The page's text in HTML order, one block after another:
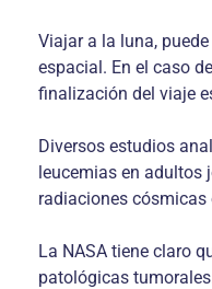
Viajar a la luna,
espacial. En el caso
finalización del viaje
Diversos estudios
leucemias en adultos
radiaciones cósmicas
La NASA tiene claro
patológicas